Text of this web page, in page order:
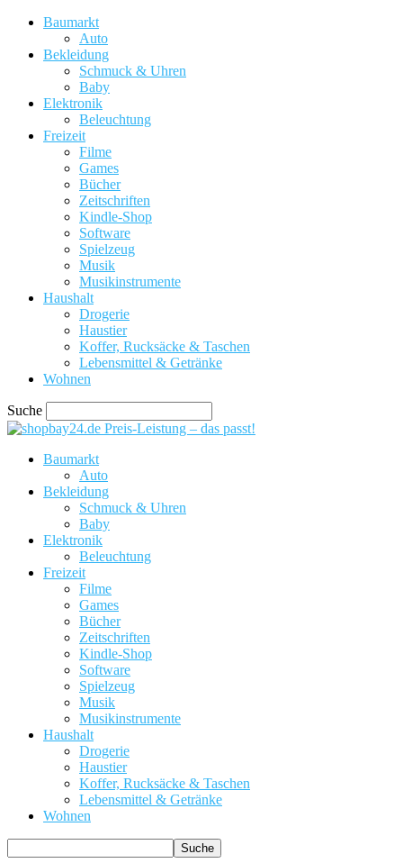
Baumarkt
Auto
Bekleidung
Schmuck & Uhren
Baby
Elektronik
Beleuchtung
Freizeit
Filme
Games
Bücher
Zeitschriften
Kindle-Shop
Software
Spielzeug
Musik
Musikinstrumente
Haushalt
Drogerie
Haustier
Koffer, Rucksäcke & Taschen
Lebensmittel & Getränke
Wohnen
Suche
Preis-Leistung – das passt!
Baumarkt
Auto
Bekleidung
Schmuck & Uhren
Baby
Elektronik
Beleuchtung
Freizeit
Filme
Games
Bücher
Zeitschriften
Kindle-Shop
Software
Spielzeug
Musik
Musikinstrumente
Haushalt
Drogerie
Haustier
Koffer, Rucksäcke & Taschen
Lebensmittel & Getränke
Wohnen